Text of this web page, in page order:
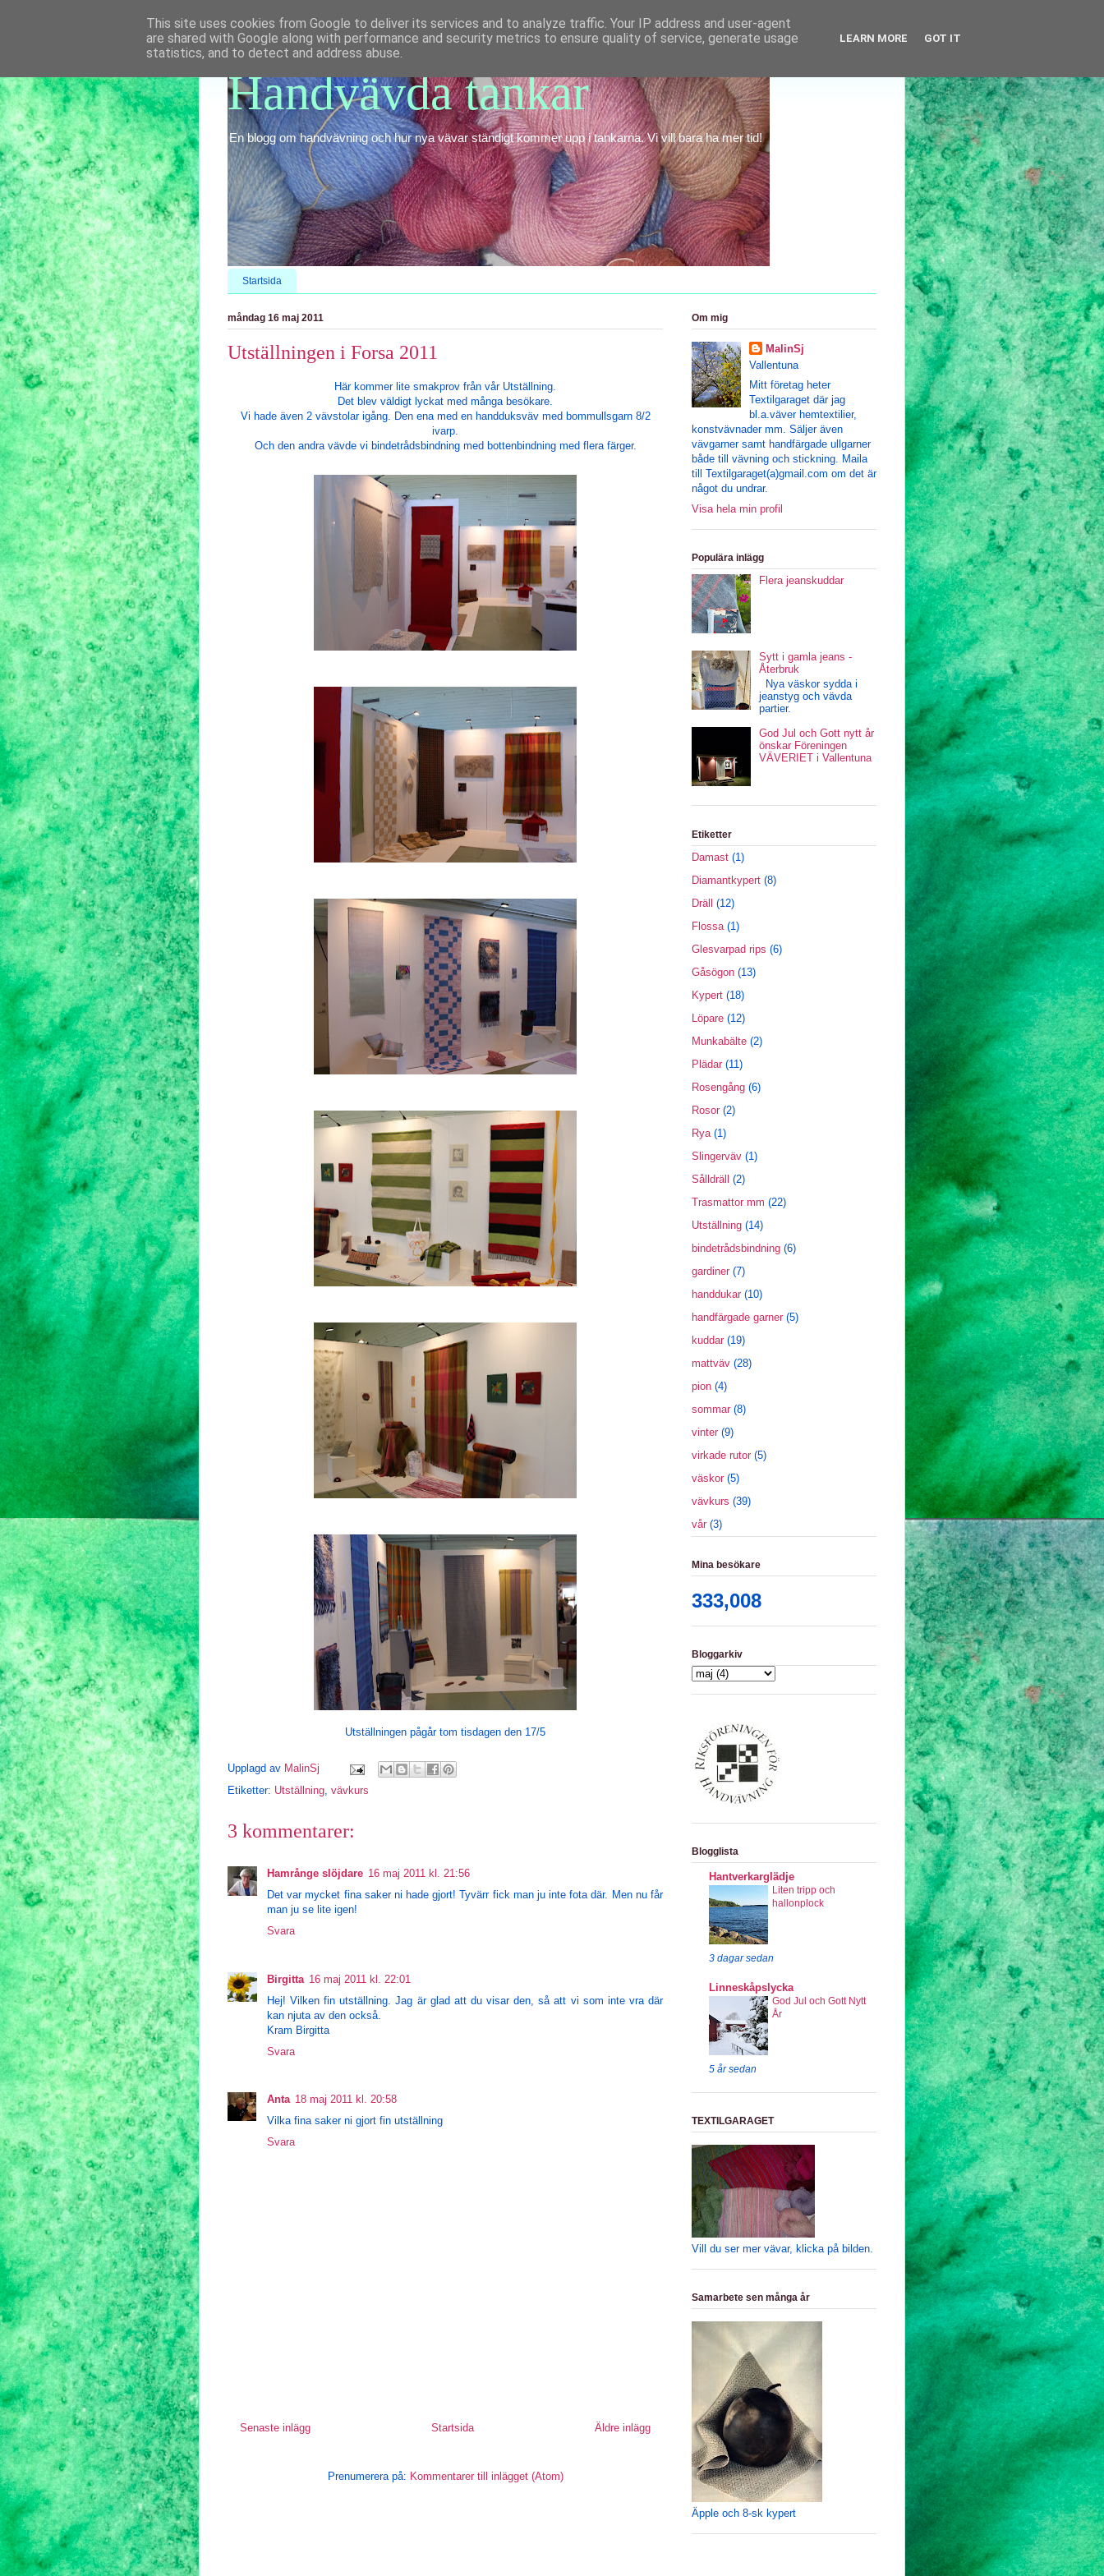
Handvävda tankar
En blogg om handvävning och hur nya vävar ständigt kommer upp i tankarna. Vi vill bara ha mer tid!
Startsida
måndag 16 maj 2011
Utställningen i Forsa 2011
Här kommer lite smakprov från vår Utställning.
Det blev väldigt lyckat med många besökare.
Vi hade även 2 vävstolar igång. Den ena med en handduksväv med bommullsgarn 8/2
ivarp.
Och den andra vävde vi bindetrådsbindning med bottenbindning med flera färger.
Utställningen pågår tom tisdagen den 17/5
Upplagd av MalinSj
Etiketter: Utställning, vävkurs
3 kommentarer:
Hamrånge slöjdare 16 maj 2011 kl. 21:56
Det var mycket fina saker ni hade gjort! Tyvärr fick man ju inte fota där. Men nu får
man ju se lite igen!
Svara
Birgitta 16 maj 2011 kl. 22:01
Hej! Vilken fin utställning. Jag är glad att du visar den, så att vi som inte vra där
kan njuta av den också.
Kram Birgitta
Svara
Anta 18 maj 2011 kl. 20:58
Vilka fina saker ni gjort fin utställning
Svara
Senaste inlägg Äldre inlägg
Startsida
Prenumerera på: Kommentarer till inlägget (Atom)
Om mig
MalinSj
Vallentuna
Mitt företag heter
Textilgaraget där jag
bl.a.väver hemtextilier,
konstvävnader mm. Säljer även
vävgarner samt handfärgade ullgarner
både till vävning och stickning. Maila
till Textilgaraget(a)gmail.com om det är
något du undrar.
Visa hela min profil
Populära inlägg
Flera jeanskuddar
Sytt i gamla jeans -
Återbruk
Nya väskor sydda i
jeanstyg och vävda
partier.
God Jul och Gott nytt år
önskar Föreningen
VÄVERIET i Vallentuna
Etiketter
Damast (1)
Diamantkypert (8)
Dräll (12)
Flossa (1)
Glesvarpad rips (6)
Gåsögon (13)
Kypert (18)
Löpare (12)
Munkabälte (2)
Plädar (11)
Rosengång (6)
Rosor (2)
Rya (1)
Slingerväv (1)
Sålldräll (2)
Trasmattor mm (22)
Utställning (14)
bindetrådsbindning (6)
gardiner (7)
handdukar (10)
handfärgade garner (5)
kuddar (19)
mattväv (28)
pion (4)
sommar (8)
vinter (9)
virkade rutor (5)
väskor (5)
vävkurs (39)
vår (3)
Mina besökare
333,008
Bloggarkiv
Blogglista
Hantverkarglädje
Liten tripp och
hallonplock
3 dagar sedan
Linneskåpslycka
God Jul och Gott Nytt
År
5 år sedan
TEXTILGARAGET
Vill du ser mer vävar, klicka på bilden.
Samarbete sen många år
Äpple och 8-sk kypert
This site uses cookies from Google to deliver its services and to analyze traffic. Your IP address and user-agent
are shared with Google along with performance and security metrics to ensure quality of service, generate usage
statistics, and to detect and address abuse.
LEARN MORE GOT IT